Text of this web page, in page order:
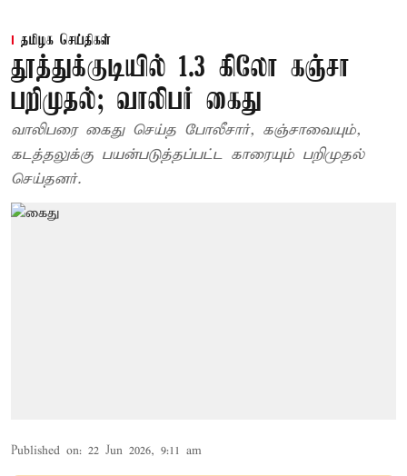
தமிழக செய்திகள்
தூத்துக்குடியில் 1.3 கிலோ கஞ்சா
பறிமுதல்; வாலிபர் கைது
வாலிபரை கைது செய்த போலீசார், கஞ்சாவையும்,
கடத்தலுக்கு பயன்படுத்தப்பட்ட காரையும் பறிமுதல்
செய்தனர்.
Published on: 22 Jun 2026, 9:11 am